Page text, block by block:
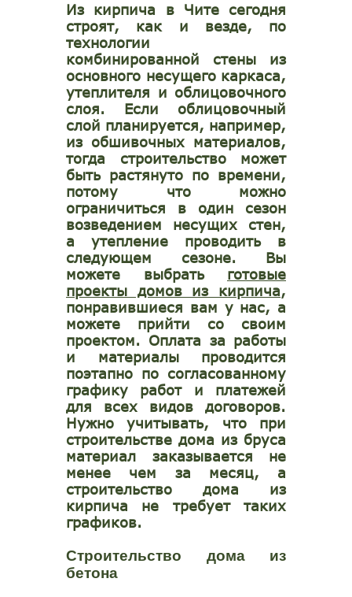
Из кирпича в Чите сегодня
строят, как и везде, по
технологии
комбинированной стены из
основного несущего каркаса,
утеплителя и облицовочного
слоя. Если облицовочный
слой планируется, например,
из обшивочных материалов,
тогда строительство может
быть растянуто по времени,
потому что можно
ограничиться в один сезон
возведением несущих стен,
а утепление проводить в
следующем сезоне. Вы
можете выбрать готовые
проекты домов из кирпича,
понравившиеся вам у нас, а
можете прийти со своим
проектом. Оплата за работы
и материалы проводится
поэтапно по согласованному
графику работ и платежей
для всех видов договоров.
Нужно учитывать, что при
строительстве дома из бруса
материал заказывается не
менее чем за месяц, а
строительство дома из
кирпича не требует таких
графиков.
Строительство дома из
бетона